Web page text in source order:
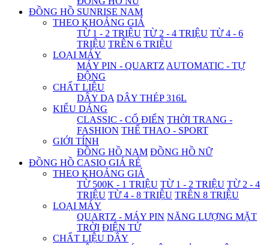
ĐỒNG HỒ SUNRISE NAM
THEO KHOẢNG GIÁ
TỪ 1 - 2 TRIỆU TỪ 2 - 4 TRIỆU TỪ 4 - 6
TRIỆU TRÊN 6 TRIỆU
LOẠI MÁY
MÁY PIN - QUARTZ AUTOMATIC - TỰ
ĐỘNG
CHẤT LIỆU
DÂY DA DÂY THÉP 316L
KIỂU DÁNG
CLASSIC - CỔ ĐIỂN THỜI TRANG -
FASHION THỂ THAO - SPORT
GIỚI TÍNH
ĐỒNG HỒ NAM ĐỒNG HỒ NỮ
ĐỒNG HỒ CASIO GIÁ RẺ
THEO KHOẢNG GIÁ
TỪ 500K - 1 TRIỆU TỪ 1 - 2 TRIỆU TỪ 2 - 4
TRIỆU TỪ 4 - 8 TRIỆU TRÊN 8 TRIỆU
LOẠI MÁY
QUARTZ - MÁY PIN NĂNG LƯỢNG MẶT
TRỜI ĐIỆN TỬ
CHẤT LIỆU DÂY